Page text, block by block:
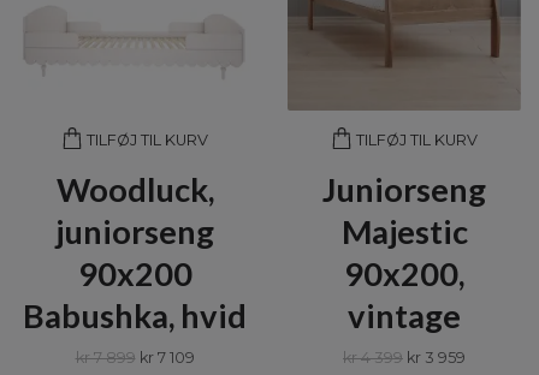
TILFØJ TIL KURV
Woodluck,
juniorseng
90x200
Babushka, hvid
kr 7 899 kr 7 109
TILFØJ TIL KURV
Juniorseng
Majestic
90x200,
vintage
kr 4 399 kr 3 959